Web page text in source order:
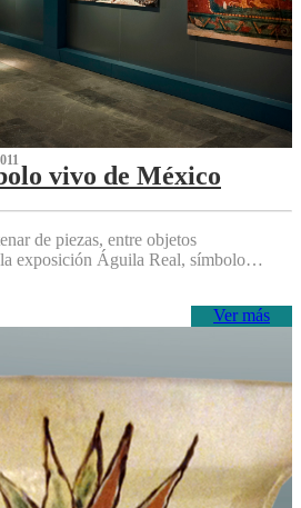
vivo de México
de piezas, entre objetos
exposición Águila Real, símbolo…
Ver más